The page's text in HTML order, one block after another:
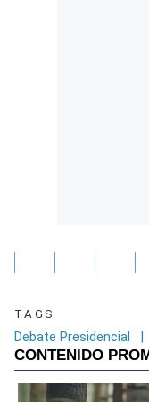
TAGS
Debate Presidencial |